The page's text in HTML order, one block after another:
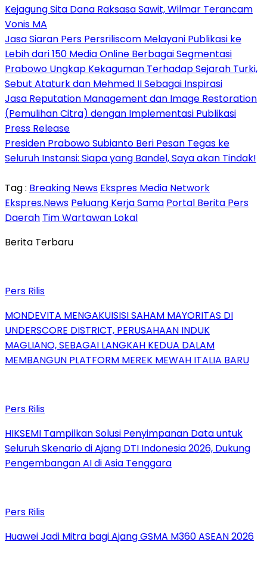
Kejagung Sita Dana Raksasa Sawit, Wilmar Terancam
Vonis MA
Jasa Siaran Pers Persriliscom Melayani Publikasi ke
Lebih dari 150 Media Online Berbagai Segmentasi
Prabowo Ungkap Kekaguman Terhadap Sejarah Turki,
Sebut Ataturk dan Mehmed II Sebagai Inspirasi
Jasa Reputation Management dan Image Restoration
(Pemulihan Citra) dengan Implementasi Publikasi
Press Release
Presiden Prabowo Subianto Beri Pesan Tegas ke
Seluruh Instansi: Siapa yang Bandel, Saya akan Tindak!
Tag : Breaking News Ekspres Media Network
Ekspres.News Peluang Kerja Sama Portal Berita Pers
Daerah Tim Wartawan Lokal
Berita Terbaru
Pers Rilis
MONDEVITA MENGAKUISISI SAHAM MAYORITAS DI
UNDERSCORE DISTRICT, PERUSAHAAN INDUK
MAGLIANO, SEBAGAI LANGKAH KEDUA DALAM
MEMBANGUN PLATFORM MEREK MEWAH ITALIA BARU
Pers Rilis
HIKSEMI Tampilkan Solusi Penyimpanan Data untuk
Seluruh Skenario di Ajang DTI Indonesia 2026, Dukung
Pengembangan AI di Asia Tenggara
Pers Rilis
Huawei Jadi Mitra bagi Ajang GSMA M360 ASEAN 2026